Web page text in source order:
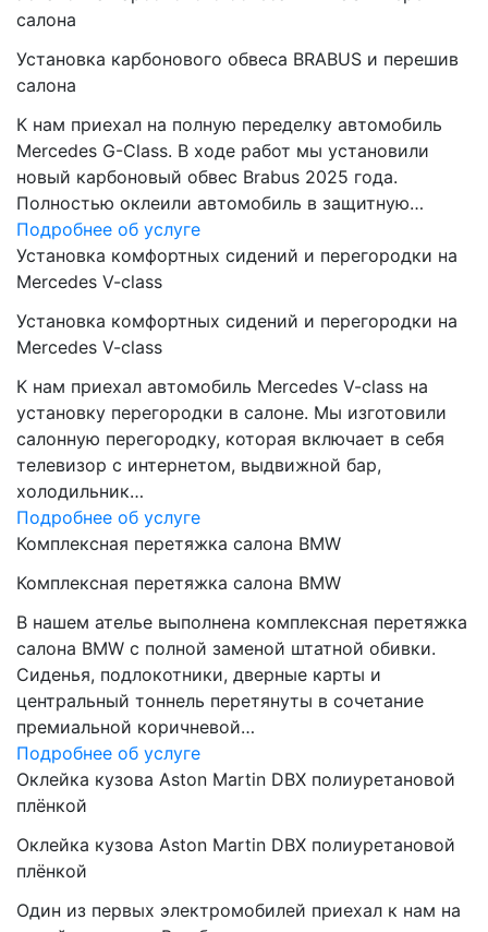
салона
Установка карбонового обвеса BRABUS и перешив
салона
К нам приехал на полную переделку автомобиль
Mercedes G-Class. В ходе работ мы установили
новый карбоновый обвес Brabus 2025 года.
Полностью оклеили автомобиль в защитную…
Подробнее об услуге
Установка комфортных сидений и перегородки на
Mercedes V-class
Установка комфортных сидений и перегородки на
Mercedes V-class
К нам приехал автомобиль Mercedes V-class на
установку перегородки в салоне. Мы изготовили
салонную перегородку, которая включает в себя
телевизор с интернетом, выдвижной бар,
холодильник…
Подробнее об услуге
Комплексная перетяжка салона BMW
Комплексная перетяжка салона BMW
В нашем ателье выполнена комплексная перетяжка
салона BMW с полной заменой штатной обивки.
Сиденья, подлокотники, дверные карты и
центральный тоннель перетянуты в сочетание
премиальной коричневой…
Подробнее об услуге
Оклейка кузова Aston Martin DBX полиуретановой
плёнкой
Оклейка кузова Aston Martin DBX полиуретановой
плёнкой
Один из первых электромобилей приехал к нам на